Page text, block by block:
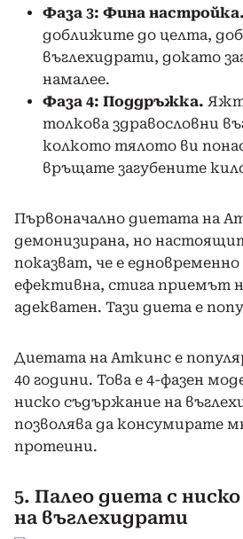
Фаза 3: Фина настройка.
доближите до целта,
въглехидрати, докато
намалее.
Фаза 4: Поддръжка.
толкова здравословни
колкото тялото ви
връщате загубените
Първоначално диетата на
демонизирана, но
показват, че е едновременно
ефективна, стига приемът
адекватен. Тази диета е
Диетата на Аткинс е
40 години. Това е 4-фазен
ниско съдържание на
позволява да консумирате
протеини.
5. Палео диета с
на въглехидрати